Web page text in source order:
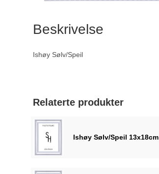
Beskrivelse
Ishøy Sølv/Speil
Relaterte produkter
Ishøy Sølv/Speil 13x18cm